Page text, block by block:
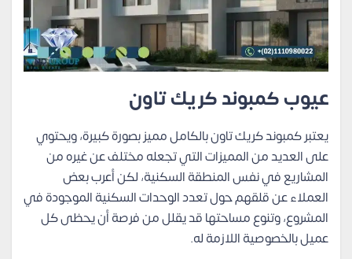
عيوب كمبوند كريك تاون
يعتبر كمبوند كريك تاون بالكامل مميز بصورة كبيرة، ويحتوي
على العديد من المميزات التي تجعله مختلف عن غيره من
المشاريع في نفس المنطقة السكنية، لكن أعرب بعض
العملاء عن قلقهم حول تعدد الوحدات السكنية الموجودة في
المشروع، وتنوع مساحتها قد يقلل من فرصة أن يحظى كل
عميل بالخصوصية اللازمة له.